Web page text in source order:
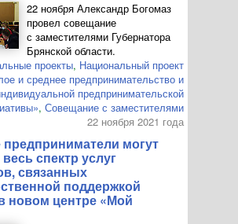
22 ноября Александр Богомаз
провел совещание
с заместителями Губернатора
Брянской области.
проекты, Национальный проект
и среднее предпринимательство и
предпринимательской
, Совещание с заместителями
22 ноября 2021 года
предприниматели могут
спектр услуг
связанных
поддержкой
новом центре «Мой